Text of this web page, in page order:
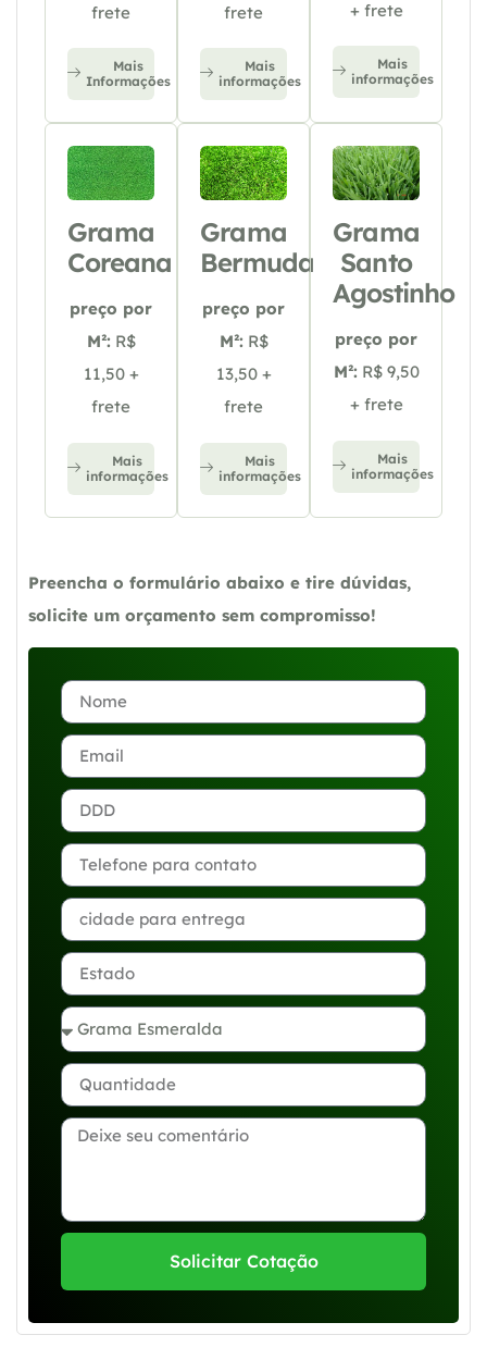
frete
Mais
Informações
frete
Mais
informações
+ frete
Mais
informações
Grama
Coreana
preço por
M²: R$
11,50 +
frete
Mais
informações
Grama
Bermuda
preço por
M²: R$
13,50 +
frete
Mais
informações
Grama
Santo
Agostinho
preço por
M²: R$ 9,50
+ frete
Mais
informações
Preencha o formulário abaixo e tire dúvidas,
solicite um orçamento sem compromisso!
Solicitar Cotação